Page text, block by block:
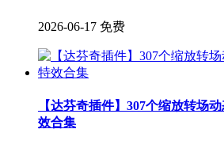
2026-06-17 免费
【达芬奇插件】307个缩放转场
效合集